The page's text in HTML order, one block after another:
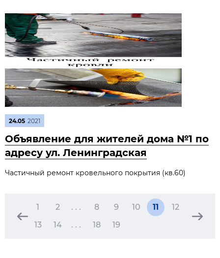
24.05 2021
Объявление для жителей дома №1 по
адресу ул. Ленинградская
Частичный ремонт кровельного покрытия (кв.60)
1 2 . . . 8 9 10 11
12
13
14 . . . 18 19